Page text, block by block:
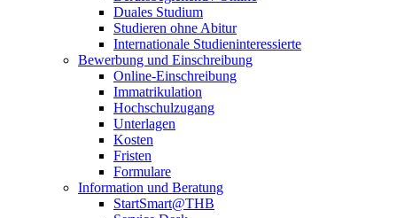
Duales Studium
Studieren ohne Abitur
Internationale Studieninteressierte
Bewerbung und Einschreibung
Online-Einschreibung
Immatrikulation
Hochschulzugang
Unterlagen
Kosten
Fristen
Formulare
Information und Beratung
StartSmart@THB